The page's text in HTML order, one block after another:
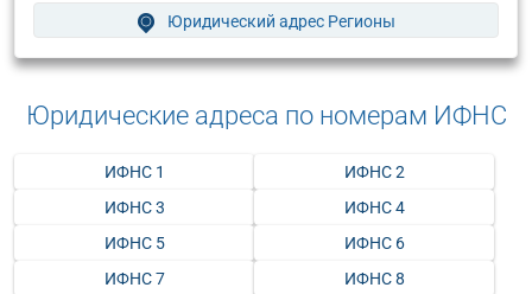
Юридический адрес Регионы
Юридические адреса по номерам ИФНС
ИФНС 1
ИФНС 2
ИФНС 3
ИФНС 4
ИФНС 5
ИФНС 6
ИФНС 7
ИФНС 8